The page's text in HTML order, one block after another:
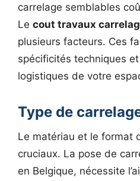
carrelage semblables
Le cout travaux
plusieurs facteurs. Ces
spécificités techniques
logistiques de votre
Type de
Le matériau et le format
cruciaux. La pose de
en Belgique, nécessite